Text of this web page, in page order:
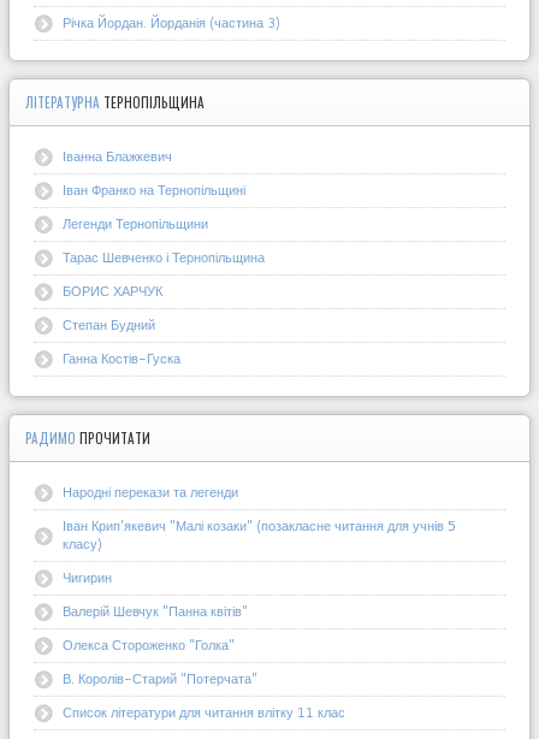
Річка Йордан. Йорданія (частина 3)
ЛІТЕРАТУРНА ТЕРНОПІЛЬЩИНА
Іванна Блажкевич
Іван Франко на Тернопільщині
Легенди Тернопільщини
Тарас Шевченко і Тернопільщина
БОРИС ХАРЧУК
Степан Будний
Ганна Костів-Гуска
РАДИМО ПРОЧИТАТИ
Народні перекази та легенди
Іван Крип'якевич "Малі козаки" (позакласне читання для учнів 5
класу)
Чигирин
Валерій Шевчук "Панна квітів"
Олекса Стороженко "Голка"
В. Королів-Старий "Потерчата"
Список літератури для читання влітку 11 клас